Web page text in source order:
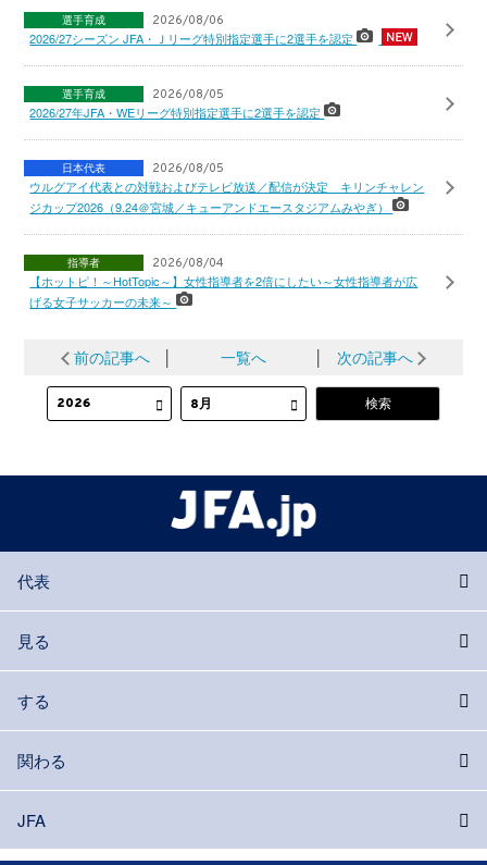
選手育成 2026/08/06
2026/27シーズン JFA・Ｊリーグ特別指定選手に2選手を認定
選手育成 2026/08/05
2026/27年JFA・WEリーグ特別指定選手に2選手を認定
日本代表 2026/08/05
ウルグアイ代表との対戦およびテレビ放送／配信が決定 キリンチャレン
ジカップ2026（9.24＠宮城／キューアンドエースタジアムみやぎ）
指導者 2026/08/04
【ホットピ！～HotTopic～】女性指導者を2倍にしたい～女性指導者が広
げる女子サッカーの未来～
前の記事へ 一覧へ 次の記事へ
代表
見る
する
関わる
JFA